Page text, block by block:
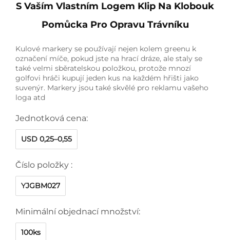
S Vaším Vlastním Logem Klip Na Klobouk
Pomůcka Pro Opravu Trávníku
Kulové markery se používají nejen kolem greenu k
označení míče, pokud jste na hrací dráze, ale staly se
také velmi sběratelskou položkou, protože mnozí
golfovi hráči kupují jeden kus na každém hřišti jako
suvenýr. Markery jsou také skvělé pro reklamu vašeho
loga atd
Jednotková cena:
USD 0,25–0,55
Číslo položky :
YJGBM027
Minimální objednací množství:
100ks